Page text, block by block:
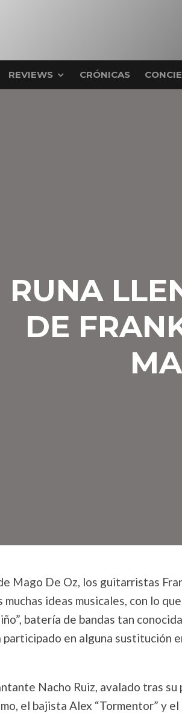
REVIEWS CRÓNICAS
RUNA
DE
Mago De Oz, los guitarristas
muchas ideas musicales, con lo
batería de bandas tan
participado en alguna sustitución
Nacho Ruiz, avalado tras su
el bajista Alex “Tormentor” y